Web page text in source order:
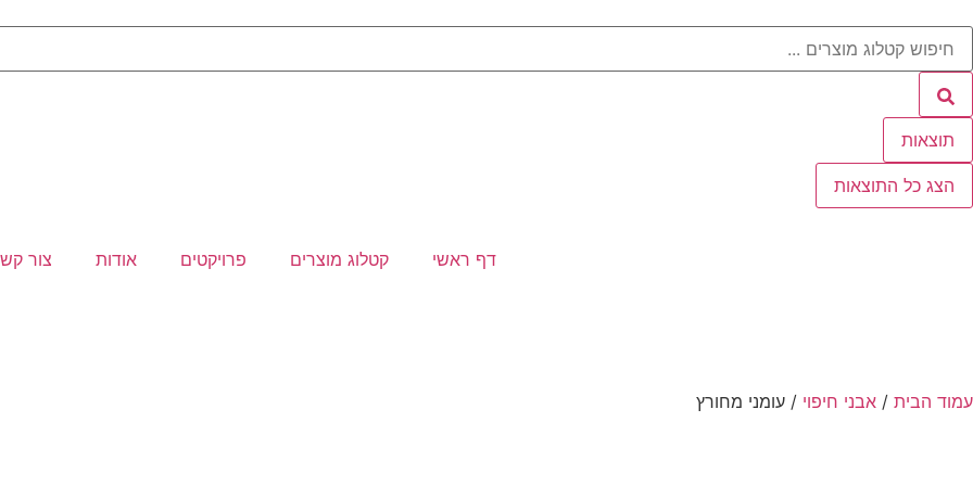
תוצאות
הצג כל התוצאות
דף ראשי קטלוג מוצרים פרויקטים אודות צור
עמוד הבית / אבני חיפוי / עומני מחורץ